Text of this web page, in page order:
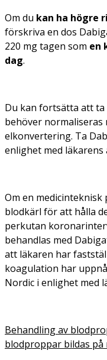
Om du kan ha högre
förskriva en dos
220 mg tagen som en
dag.
Du kan fortsätta att ta
behöver normaliseras
elkonvertering. Ta
enlighet med läkarens
Om en
blodkärl för att hålla
perkutan
behandlas med
att läkaren har
koagulation har
Nordic i enlighet med
Behandling av
blodproppar bildas